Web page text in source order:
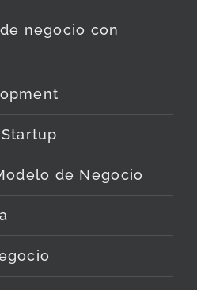
negocio con
de Negocio